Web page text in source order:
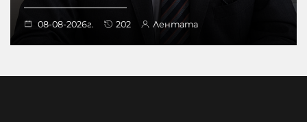
08-08-2026г. 202 Лентата